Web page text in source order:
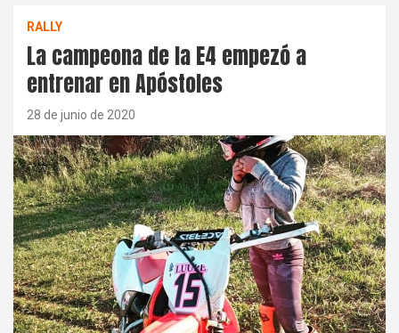
RALLY
La campeona de la E4 empezó a
entrenar en Apóstoles
28 de junio de 2020